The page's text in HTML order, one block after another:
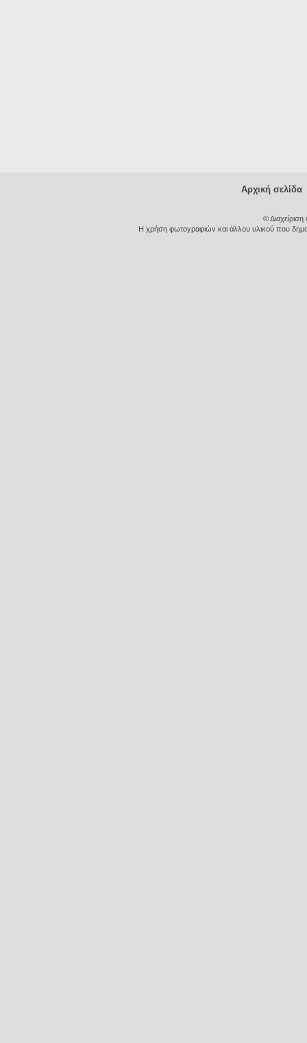
Αρχική σελίδα
©
Η χρήση φωτογραφιών και άλλου υλικού που